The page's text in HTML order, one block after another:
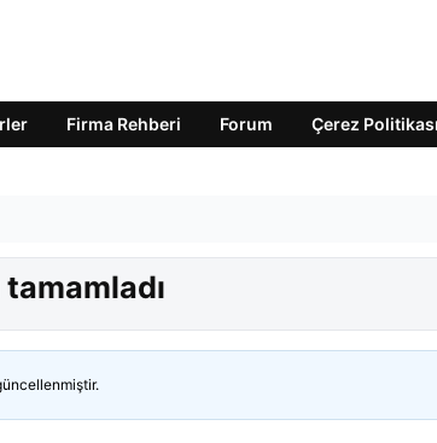
Firma Rehberi Forum Çerez Politikası
tamamladı